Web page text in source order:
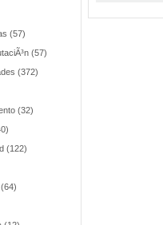
(57)
(57)
(372)
(32)
(122)